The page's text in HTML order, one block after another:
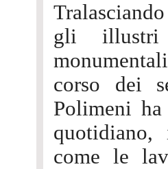
gli illustri
corso dei
Polimeni
quotidiano,
come le